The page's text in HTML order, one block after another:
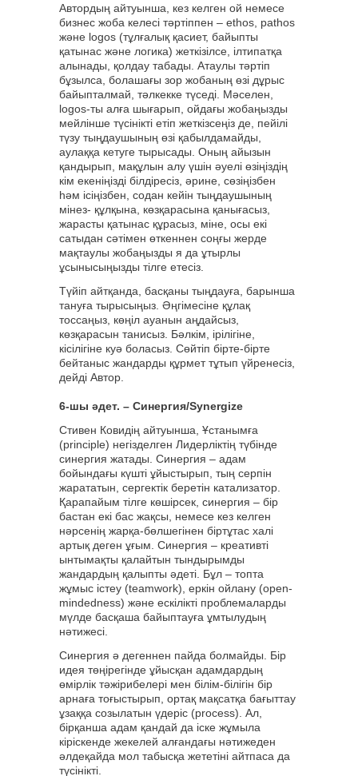
Автордың айтуынша, кез келген ой немесе
бизнес жоба келесі тәртіппен – ethos, pathos
және logos (тұлғалық қасиет, байыпты
қатынас және логика) жеткізілсе, ілтипатқа
алынады, қолдау табады. Атаулы тәртіп
бұзылса, болашағы зор жобаның өзі дұрыс
байыпталмай, тәлкекке түседі. Мәселен,
logos-ты алға шығарып, ойдағы жобаңызды
мейлінше түсінікті етіп жеткізсеңіз де, пейілі
түзу тыңдаушының өзі қабылдамайды,
аулаққа кетуге тырысады. Оның айызын
қандырып, мақұлын алу үшін әуелі өзіңіздің
кім екеніңізді білдіресіз, әрине, сөзіңізбен
һәм ісіңізбен, содан кейін тыңдаушының
мінез- құлқына, көзқарасына қанығасыз,
жарасты қатынас құрасыз, міне, осы екі
сатыдан сәтімен өткеннен соңғы жерде
мақтаулы жобаңызды я да ұтырлы
ұсынысыңызды тілге етесіз.
Түйіп айтқанда, басқаны тыңдауға, барынша
тануға тырысыңыз. Әңгімесіне құлақ
тоссаңыз, көңіл ауанын аңдайсыз,
көзқарасын танисыз. Бәлкім, ірілігіне,
кісілігіне куә боласыз. Сөйтіп бірте-бірте
бейтаныс жандарды құрмет тұтып үйренесіз,
дейді Автор.
6-шы әдет. – Синергия/Synergize
Стивен Ковидің айтуынша, Ұстанымға
(principle) негізделген Лидерліктің түбінде
синергия жатады. Синергия – адам
бойындағы күшті ұйыстырып, тың серпін
жарататын, сергектік беретін катализатор.
Қарапайым тілге көшірсек, синергия – бір
бастан екі бас жақсы, немесе кез келген
нәрсенің жарқа-бөлшегінен біртұтас халі
артық деген ұғым. Синергия – креативті
ынтымақты қалайтын тындырымды
жандардың қалыпты әдеті. Бұл – топта
жұмыс істеу (teamwork), еркін ойлану (open-
mindedness) және ескілікті проблемаларды
мүлде басқаша байыптауға ұмтылудың
нәтижесі.
Синергия ә дегеннен пайда болмайды. Бір
идея төңірегінде ұйысқан адамдардың
өмірлік тәжірибелері мен білім-білігін бір
арнаға тоғыстырып, ортақ мақсатқа бағыттау
ұзаққа созылатын үдеріс (process). Ал,
бірқанша адам қандай да іске жұмыла
кіріскенде жекелей алғандағы нәтижеден
әлдеқайда мол табысқа жететіні айтпаса да
түсінікті.